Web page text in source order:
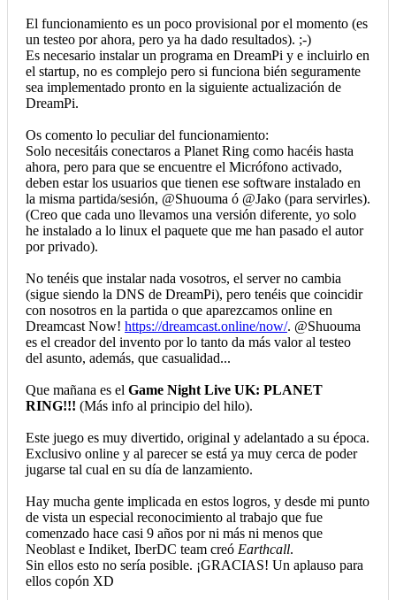
El funcionamiento es un poco provisional por el momento (es
un testeo por ahora, pero ya ha dado resultados). ;-)
Es necesario instalar un programa en DreamPi y e incluirlo en
el startup, no es complejo pero si funciona bién seguramente
sea implementado pronto en la siguiente actualización de
DreamPi.
Os comento lo peculiar del funcionamiento:
Solo necesitáis conectaros a Planet Ring como hacéis hasta
ahora, pero para que se encuentre el Micrófono activado,
deben estar los usuarios que tienen ese software instalado en
la misma partida/sesión, @Shuouma ó @Jako (para servirles).
(Creo que cada uno llevamos una versión diferente, yo solo
he instalado a lo linux el paquete que me han pasado el autor
por privado).
No tenéis que instalar nada vosotros, el server no cambia
(sigue siendo la DNS de DreamPi), pero tenéis que coincidir
con nosotros en la partida o que aparezcamos online en
Dreamcast Now! https://dreamcast.online/now/. @Shuouma
es el creador del invento por lo tanto da más valor al testeo
del asunto, además, que casualidad...
Que mañana es el Game Night Live UK: PLANET
RING!!! (Más info al principio del hilo).
Este juego es muy divertido, original y adelantado a su época.
Exclusivo online y al parecer se está ya muy cerca de poder
jugarse tal cual en su día de lanzamiento.
Hay mucha gente implicada en estos logros, y desde mi punto
de vista un especial reconocimiento al trabajo que fue
comenzado hace casi 9 años por ni más ni menos que
Neoblast e Indiket, IberDC team creó Earthcall.
Sin ellos esto no sería posible. ¡GRACIAS! Un aplauso para
ellos copón XD